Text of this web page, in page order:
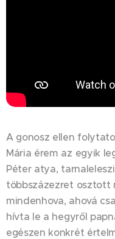
A gonosz ellen
Mária érem az egyik
Péter atya,
többszázezret osztott
mindenhova, ahová
hívta le a hegyről
egészen konkrét